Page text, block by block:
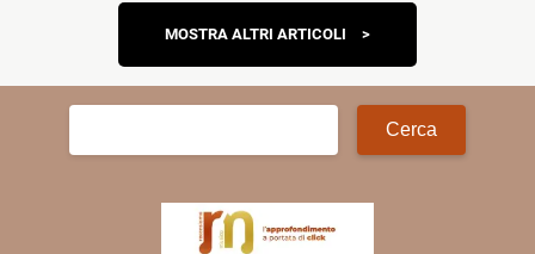
Navigazione
articoli
MOSTRA ALTRI ARTICOLI